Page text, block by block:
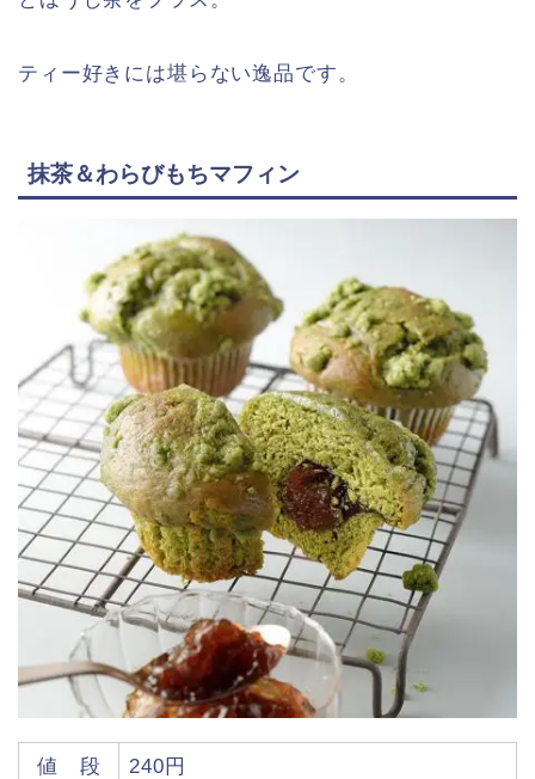
ティー好きには堪らない逸品です。
抹茶＆わらびもちマフィン
値 段 240円